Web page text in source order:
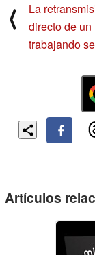
⟨
La
directo de un
trabajando
Artículos